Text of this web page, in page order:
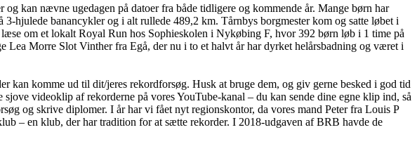
kan nævne ugedagen på datoer fra både tidligere og kommende år. Mange børn har
hjulede banancykler og i alt rullede 489,2 km. Tårnbys borgmester kom og satte løbet i
om et lokalt Royal Run hos Sophieskolen i Nykøbing F, hvor 392 børn løb i 1 time på
Morre Slot Vinther fra Egå, der nu i to et halvt år har dyrket helårsbadning og været i
kan komme ud til dit/jeres rekordforsøg. Husk at bruge dem, og giv gerne besked i god tid
videoklip af rekorderne på vores YouTube-kanal – du kan sende dine egne klip ind, så
og skrive diplomer. I år har vi fået nyt regionskontor, da vores mand Peter fra Louis P
– en klub, der har tradition for at sætte rekorder. I 2018-udgaven af BRB havde de